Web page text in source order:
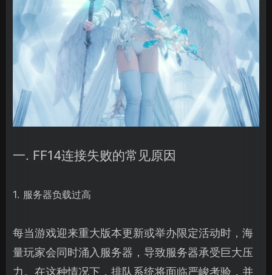
一. FF14连接失败的常见原因
1. 服务器负载过高
每当游戏迎来重大版本更新或举办限定活动时，海
量玩家会同时涌入服务器，导致服务器承受巨大压
力。在这种情况下，排队系统将面临严峻考验，并